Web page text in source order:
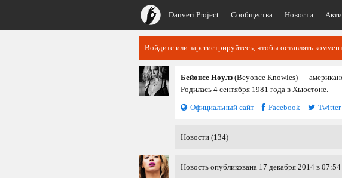
Danveri Project Сообщества Новости
Войдите или зарегистрируйтесь, чтобы оставлять
Бейонсе Ноулз (Beyonce Knowles) —
Родилась 4 сентября 1981 года в Хьюстоне.
Официальный сайт
Facebook Twitter
Новости (134)
Новость опубликована 17 декабря 2014 в 07:54